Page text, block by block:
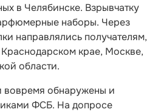
в Челябинске. Взрывчатку
наборы. Через
направлялись получателям,
крае, Москве,
области.
вовремя обнаружены и
ФСБ. На допросе